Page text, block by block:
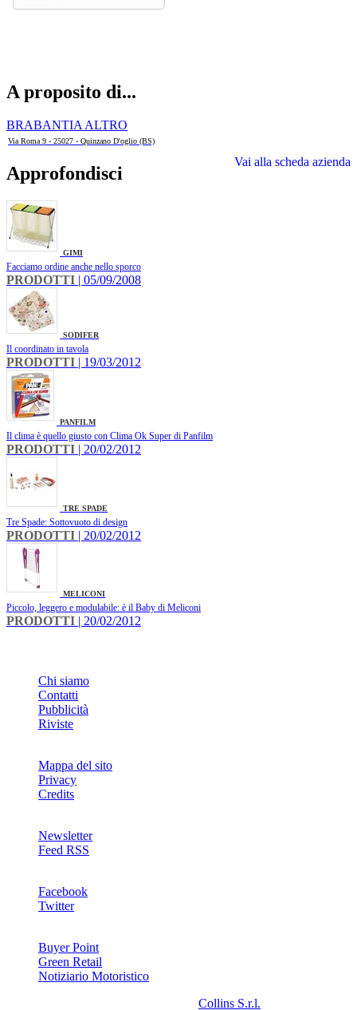
A proposito di...
BRABANTIA ALTRO
Via Roma 9 - 25027 - Quinzano D'oglio (BS)
Vai alla scheda azienda
Approfondisci
GIMI
Facciamo ordine anche nello sporco
PRODOTTI | 05/09/2008
SODIFER
Il coordinato in tavola
PRODOTTI | 19/03/2012
PANFILM
Il clima è quello giusto con Clima Ok Super di Panfilm
PRODOTTI | 20/02/2012
TRE SPADE
Tre Spade: Sottovuoto di design
PRODOTTI | 20/02/2012
MELICONI
Piccolo, leggero e modulabile: è il Baby di Meliconi
PRODOTTI | 20/02/2012
Chi siamo
Contatti
Pubblicità
Riviste
Mappa del sito
Privacy
Credits
Newsletter
Feed RSS
Facebook
Twitter
Buyer Point
Green Retail
Notiziario Motoristico
Collins S.r.l.